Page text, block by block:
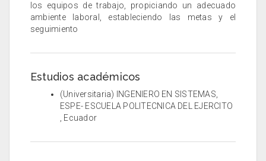
los equipos de trabajo, propiciando un adecuado
ambiente laboral, estableciendo las metas y el
seguimiento
Estudios académicos
(Universitaria) INGENIERO EN SISTEMAS,
ESPE- ESCUELA POLITECNICA DEL EJERCITO
, Ecuador